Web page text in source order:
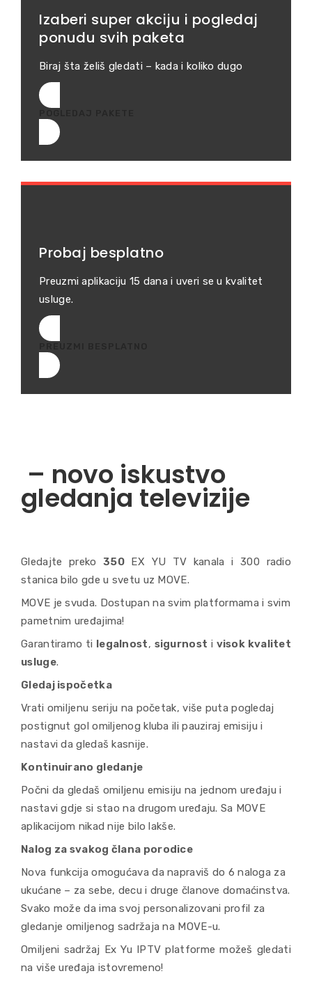
Izaberi super akciju i pogledaj
ponudu svih paketa
Biraj šta želiš gledati – kada i koliko dugo
Probaj besplatno
Preuzmi aplikaciju 15 dana i uveri se u kvalitet
usluge.
– novo iskustvo
gledanja televizije
Gledajte preko 350EX YU TV kanala i 300 radio
stanica bilo gde u svetu uz MOVE.
MOVE je svuda. Dostupan na svim platformama i svim
pametnim uređajima!
Garantiramo ti legalnost, sigurnost i visok kvalitet
usluge.
Gledaj ispočetka
Vrati omiljenu seriju na početak, više puta pogledaj
postignut gol omiljenog kluba ili pauziraj emisiju i
nastavi da gledaš kasnije.
Kontinuirano gledanje
Počni da gledaš omiljenu emisiju na jednom uređaju i
nastavi gdje si stao na drugom uređaju. Sa MOVE
aplikacijom nikad nije bilo lakše.
Nalog za svakog člana porodice
Nova funkcija omogućava da napraviš do 6 naloga za
ukućane – za sebe, decu i druge članove domaćinstva.
Svako može da ima svoj personalizovani profil za
gledanje omiljenog sadržaja na MOVE-u.
Omiljeni sadržaj Ex Yu IPTV platforme možeš gledati
na više uređaja istovremeno!